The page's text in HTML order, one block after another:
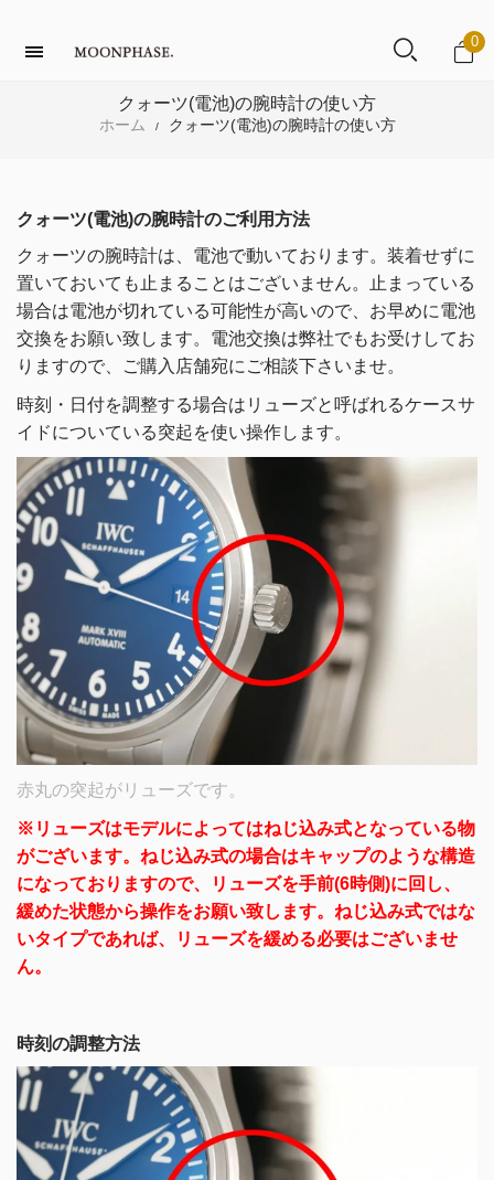
0
クォーツ(電池)の腕時計の使い方
ホーム / クォーツ(電池)の腕時計の使い方
クォーツ(電池)の腕時計のご利用方法
クォーツの腕時計は、電池で動いております。 装着せずに
置いておいても止まることはございません。
止まっている
場合は電池が切れている可能性が高いので、お早めに電池
交換をお願い致します。 電池交換は弊社でもお受けしてお
りますので、ご購入店舗宛にご相談下さいませ。
時刻・日付を調整する場合は リューズと呼ばれるケースサ
イドについている突起を使い操作します。
赤丸の突起がリューズです。
※リューズはモデルによってはねじ込み式となっている物
がございます。 ねじ込み式の場合はキャップのような構造
になっておりますので、
リューズを手前(6時側)に回し、
緩めた状態から操作をお願い致します。 ねじ込み式ではな
いタイプであれば、リューズを緩める必要はございませ
ん。
時刻の調整方法